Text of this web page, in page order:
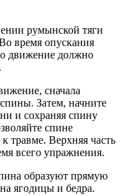
румынской тяги
время опускания
движение должно
сначала
Затем, начните
и сохраняя спину
спине
травме. Верхняя часть
всего упражнения.
образуют прямую
ягодицы и бедра.